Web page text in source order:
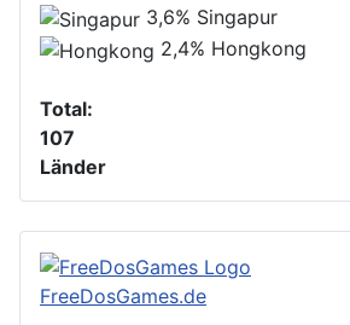
3,6% Singapur
2,4% Hongkong
Total:
107
Länder
FreeDosGames.de